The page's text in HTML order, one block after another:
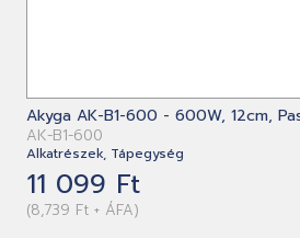
Akyga AK-B1-600 - 600W, 12cm,
AK-B1-600
Alkatrészek, Tápegység
11 099 Ft
(8,739 Ft + ÁFA)